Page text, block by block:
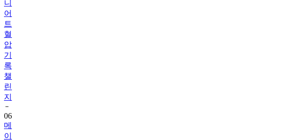
트
혈
압
기
록
챌
린
지
06
메
이
퓨